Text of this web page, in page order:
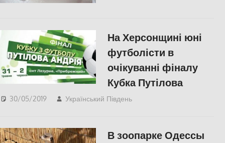
На Херсонщині юні
футболісти в
очікуванні фіналу
Кубка Путілова
30/05/2019 Український Південь
В зоопарке Одессы